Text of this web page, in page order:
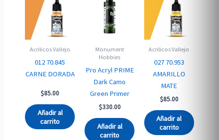
Acrilicos Vallejo
012 70.845
CARNE DORADA
$85.00
Añadir al
carrito
Monument
Hobbies
Pro Acryl PRIME
Dark Camo
Green Primer
$330.00
Añadir al
carrito
Acrilicos Vallejo
027 70.953
AMARILLO
MATE
$85.00
Añadir al
carrito